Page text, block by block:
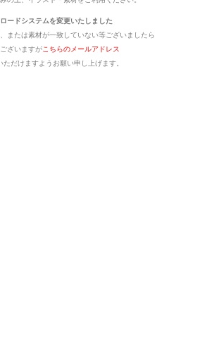
ードシステムを変更いたしました
または素材が一致していない等ございましたら
ざいますがこちらのメールアドレス
ただけますようお願い申し上げます。